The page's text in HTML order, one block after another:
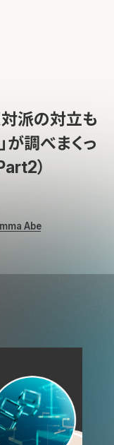
派の対立も
が調べまくっ
）
Abe